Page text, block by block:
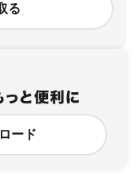
る
ード